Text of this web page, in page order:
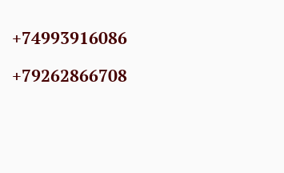
+74993916086
+79262866708